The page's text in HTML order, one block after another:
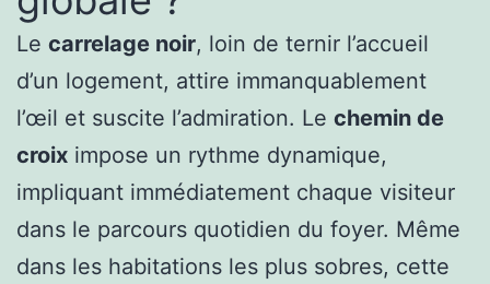
Le carrelage noir, loin de ternir l’accueil
d’un logement, attire immanquablement
l’œil et suscite l’admiration. Le chemin de
croix impose un rythme dynamique,
impliquant immédiatement chaque visiteur
dans le parcours quotidien du foyer. Même
dans les habitations les plus sobres, cette